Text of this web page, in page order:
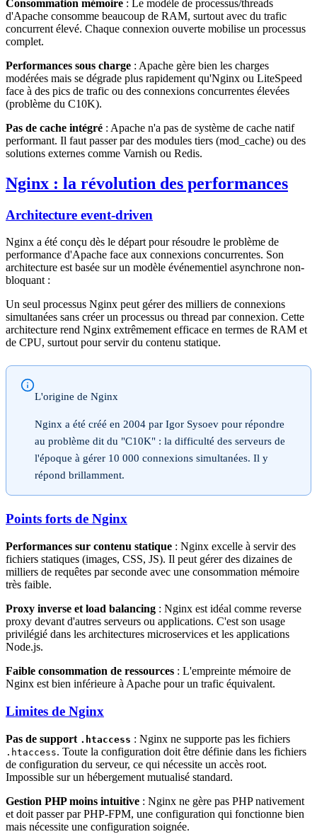
Consommation mémoire : Le modèle de processus/threads
d'Apache consomme beaucoup de RAM, surtout avec du trafic
concurrent élevé. Chaque connexion ouverte mobilise un processus
complet.
Performances sous charge : Apache gère bien les charges
modérées mais se dégrade plus rapidement qu'Nginx ou LiteSpeed
face à des pics de trafic ou des connexions concurrentes élevées
(problème du C10K).
Pas de cache intégré : Apache n'a pas de système de cache natif
performant. Il faut passer par des modules tiers (mod_cache) ou des
solutions externes comme Varnish ou Redis.
Nginx : la révolution des performances
Architecture event-driven
Nginx a été conçu dès le départ pour résoudre le problème de
performance d'Apache face aux connexions concurrentes. Son
architecture est basée sur un modèle événementiel asynchrone non-
bloquant :
Un seul processus Nginx peut gérer des milliers de connexions
simultanées sans créer un processus ou thread par connexion. Cette
architecture rend Nginx extrêmement efficace en termes de RAM et
de CPU, surtout pour servir du contenu statique.
L'origine de Nginx
Nginx a été créé en 2004 par Igor Sysoev pour répondre
au problème dit du "C10K" : la difficulté des serveurs de
l'époque à gérer 10 000 connexions simultanées. Il y
répond brillamment.
Points forts de Nginx
Performances sur contenu statique : Nginx excelle à servir des
fichiers statiques (images, CSS, JS). Il peut gérer des dizaines de
milliers de requêtes par seconde avec une consommation mémoire
très faible.
Proxy inverse et load balancing : Nginx est idéal comme reverse
proxy devant d'autres serveurs ou applications. C'est son usage
privilégié dans les architectures microservices et les applications
Node.js.
Faible consommation de ressources : L'empreinte mémoire de
Nginx est bien inférieure à Apache pour un trafic équivalent.
Limites de Nginx
Pas de support .htaccess : Nginx ne supporte pas les fichiers
.htaccess. Toute la configuration doit être définie dans les fichiers
de configuration du serveur, ce qui nécessite un accès root.
Impossible sur un hébergement mutualisé standard.
Gestion PHP moins intuitive : Nginx ne gère pas PHP nativement
et doit passer par PHP-FPM, une configuration qui fonctionne bien
mais nécessite une configuration soignée.